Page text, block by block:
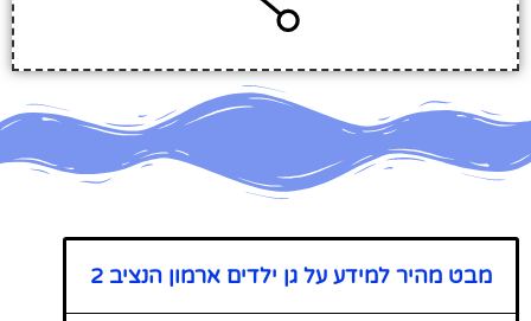
מבט מהיר למידע על גן ילדים ארמון הנציב 2